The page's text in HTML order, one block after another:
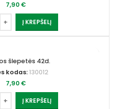
7,90 €
Į KREPŠELĮ
šlepetės 42d.
kodas:130012
7,90 €
Į KREPŠELĮ